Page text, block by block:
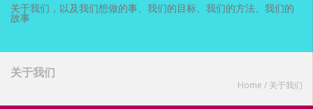
关于我们，以及我们想做的事、我们的目标、我们的方法、我们的
故事
关于我们
Home / 关于我们